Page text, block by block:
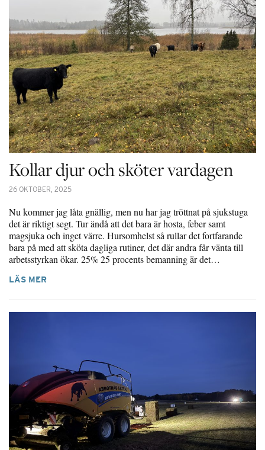
Kollar djur och sköter vardagen
26 OKTOBER, 2025
Nu kommer jag låta gnällig, men nu har jag tröttnat på sjukstuga
det är riktigt segt. Tur ändå att det bara är hosta, feber samt
magsjuka och inget värre. Hursomhelst så rullar det fortfarande
bara på med att sköta dagliga rutiner, det där andra får vänta till
arbetsstyrkan ökar. 25% 25 procents bemanning är det…
LÄS MER